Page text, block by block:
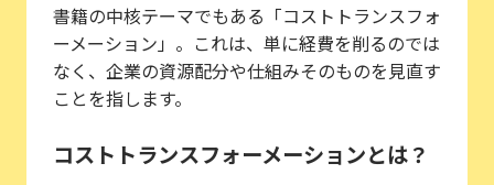
書籍の中核テーマでもある「コストトランスフォ
ーメーション」。これは、単に経費を削るのでは
なく、企業の資源配分や仕組みそのものを見直す
ことを指します。
コストトランスフォーメーションとは？